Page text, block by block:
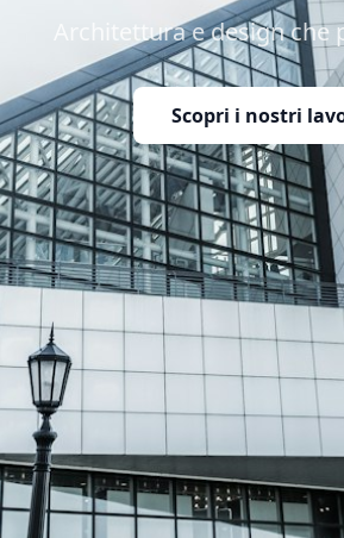
Architettura e design che
Scopri i nostri